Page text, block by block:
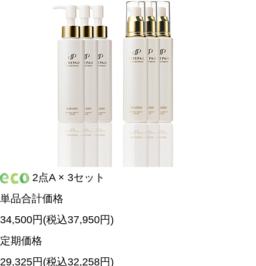
2点A × 3セット
単品合計価格
34,500円(税込37,950円)
定期価格
29,325円(税込32,258円)